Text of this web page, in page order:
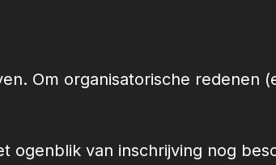
Om organisatorische redenen
ogenblik van inschrijving nog